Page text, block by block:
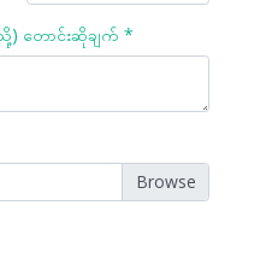
) တောင်းဆိုချက် *